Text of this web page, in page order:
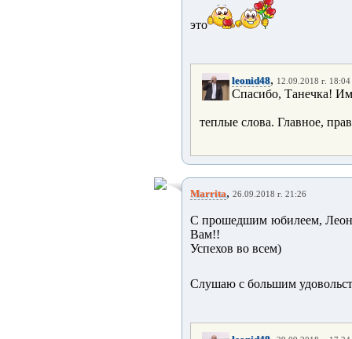
это
leonid48, 12.09.2018 г. 18:04
Спасибо, Танечка!
теплые слова. Главное,
Marrita, 26.09.2018 г. 21:26
С прошедшим юбилеем,
Вам!!
Успехов во всем)
Слушаю с большим